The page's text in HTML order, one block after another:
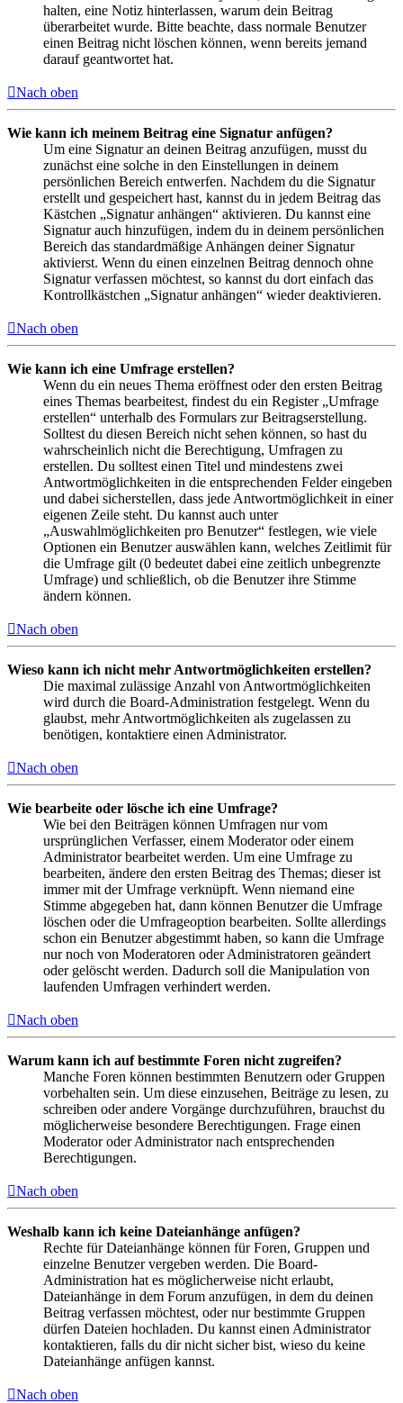
halten, eine Notiz hinterlassen, warum dein Beitrag
überarbeitet wurde. Bitte beachte, dass normale Benutzer
einen Beitrag nicht löschen können, wenn bereits jemand
darauf geantwortet hat.
Nach oben
Wie kann ich meinem Beitrag eine Signatur anfügen?
Um eine Signatur an deinen Beitrag anzufügen, musst du
zunächst eine solche in den Einstellungen in deinem
persönlichen Bereich entwerfen. Nachdem du die Signatur
erstellt und gespeichert hast, kannst du in jedem Beitrag das
Kästchen „Signatur anhängen“ aktivieren. Du kannst eine
Signatur auch hinzufügen, indem du in deinem persönlichen
Bereich das standardmäßige Anhängen deiner Signatur
aktivierst. Wenn du einen einzelnen Beitrag dennoch ohne
Signatur verfassen möchtest, so kannst du dort einfach das
Kontrollkästchen „Signatur anhängen“ wieder deaktivieren.
Nach oben
Wie kann ich eine Umfrage erstellen?
Wenn du ein neues Thema eröffnest oder den ersten Beitrag
eines Themas bearbeitest, findest du ein Register „Umfrage
erstellen“ unterhalb des Formulars zur Beitragserstellung.
Solltest du diesen Bereich nicht sehen können, so hast du
wahrscheinlich nicht die Berechtigung, Umfragen zu
erstellen. Du solltest einen Titel und mindestens zwei
Antwortmöglichkeiten in die entsprechenden Felder eingeben
und dabei sicherstellen, dass jede Antwortmöglichkeit in einer
eigenen Zeile steht. Du kannst auch unter
„Auswahlmöglichkeiten pro Benutzer“ festlegen, wie viele
Optionen ein Benutzer auswählen kann, welches Zeitlimit für
die Umfrage gilt (0 bedeutet dabei eine zeitlich unbegrenzte
Umfrage) und schließlich, ob die Benutzer ihre Stimme
ändern können.
Nach oben
Wieso kann ich nicht mehr Antwortmöglichkeiten erstellen?
Die maximal zulässige Anzahl von Antwortmöglichkeiten
wird durch die Board-Administration festgelegt. Wenn du
glaubst, mehr Antwortmöglichkeiten als zugelassen zu
benötigen, kontaktiere einen Administrator.
Nach oben
Wie bearbeite oder lösche ich eine Umfrage?
Wie bei den Beiträgen können Umfragen nur vom
ursprünglichen Verfasser, einem Moderator oder einem
Administrator bearbeitet werden. Um eine Umfrage zu
bearbeiten, ändere den ersten Beitrag des Themas; dieser ist
immer mit der Umfrage verknüpft. Wenn niemand eine
Stimme abgegeben hat, dann können Benutzer die Umfrage
löschen oder die Umfrageoption bearbeiten. Sollte allerdings
schon ein Benutzer abgestimmt haben, so kann die Umfrage
nur noch von Moderatoren oder Administratoren geändert
oder gelöscht werden. Dadurch soll die Manipulation von
laufenden Umfragen verhindert werden.
Nach oben
Warum kann ich auf bestimmte Foren nicht zugreifen?
Manche Foren können bestimmten Benutzern oder Gruppen
vorbehalten sein. Um diese einzusehen, Beiträge zu lesen, zu
schreiben oder andere Vorgänge durchzuführen, brauchst du
möglicherweise besondere Berechtigungen. Frage einen
Moderator oder Administrator nach entsprechenden
Berechtigungen.
Nach oben
Weshalb kann ich keine Dateianhänge anfügen?
Rechte für Dateianhänge können für Foren, Gruppen und
einzelne Benutzer vergeben werden. Die Board-
Administration hat es möglicherweise nicht erlaubt,
Dateianhänge in dem Forum anzufügen, in dem du deinen
Beitrag verfassen möchtest, oder nur bestimmte Gruppen
dürfen Dateien hochladen. Du kannst einen Administrator
kontaktieren, falls du dir nicht sicher bist, wieso du keine
Dateianhänge anfügen kannst.
Nach oben